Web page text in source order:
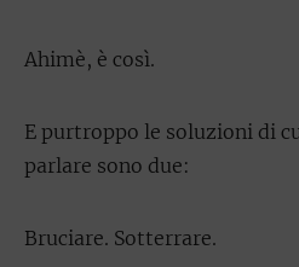
Ahimè, è così.
E purtroppo le soluzioni di
parlare sono due:
Bruciare. Sotterrare.